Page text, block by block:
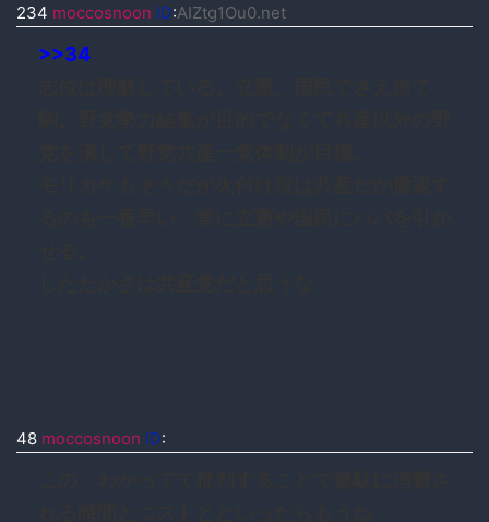
234 moccosnoon ID:AIZtg1Ou0.net
>>34
48 moccosnoon ID: